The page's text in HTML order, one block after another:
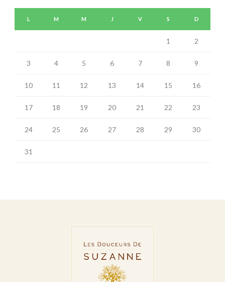
L M M J V S D
1 2
3 4 5 6 7 8 9
10 11 12 13 14 15 16
17 18 19 20 21 22 23
24 25 26 27 28 29 30
31